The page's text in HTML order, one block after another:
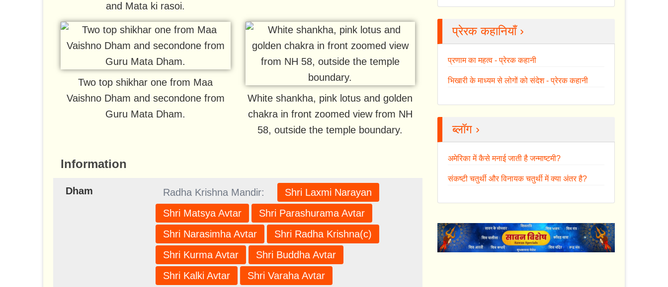
and Mata ki rasoi.
Two top shikhar one from Maa
Vaishno Dham and secondone from
Guru Mata Dham.
White shankha, pink lotus and golden
chakra in front zoomed view from NH
58, outside the temple boundary.
Information
Dham Radha Krishna Mandir:
Shri Laxmi Narayan
Shri Matsya Avtar
Shri Parashurama Avtar
Shri Narasimha Avtar
Shri Radha Krishna(c)
Shri Kurma Avtar
Shri Buddha Avtar
Shri Kalki Avtar
Shri Varaha Avtar
प्रेरक कहानियाँ ›
प्रणाम का महत्व - प्रेरक कहानी
भिखारी के माध्यम से लोगों को संदेश - प्रेरक कहानी
ब्लॉग ›
अमेरिका में कैसे मनाई जाती है जन्माष्टमी?
संकष्टी चतुर्थी और विनायक चतुर्थी में क्या अंतर है?